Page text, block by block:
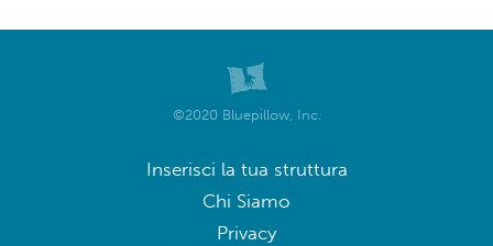
©2020 Bluepillow, Inc.
Inserisci la tua struttura
Chi Siamo
Privacy